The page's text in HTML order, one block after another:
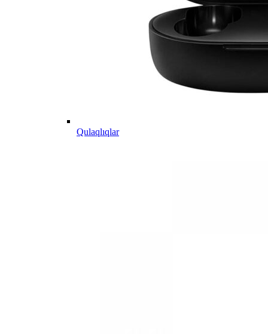
Qulaqlıqlar